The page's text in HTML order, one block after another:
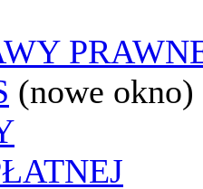
(nowe okno)